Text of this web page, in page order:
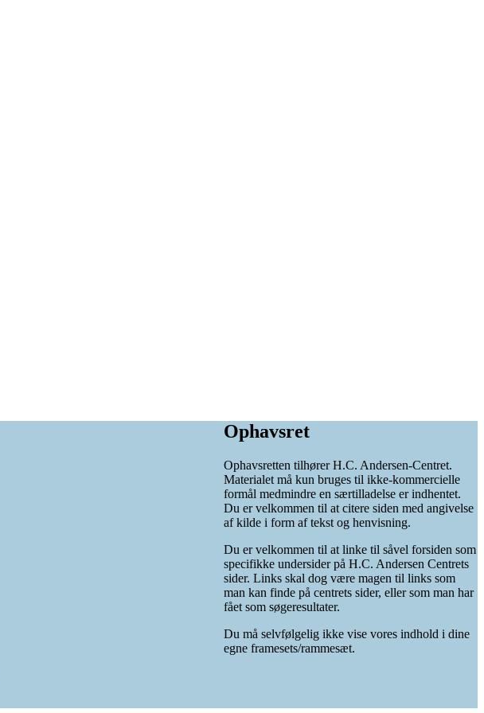
Ophavsret
Ophavsretten tilhører H.C. Andersen-Centret.
Materialet må kun bruges til ikke-kommercielle
formål medmindre en særtilladelse er indhentet.
Du er velkommen til at citere siden med angivelse
af kilde i form af tekst og henvisning.
Du er velkommen til at linke til såvel forsiden som
specifikke undersider på H.C. Andersen Centrets
sider. Links skal dog være magen til links som
man kan finde på centrets sider, eller som man har
fået som søgeresultater.
Du må selvfølgelig ikke vise vores indhold i dine
egne framesets/rammesæt.